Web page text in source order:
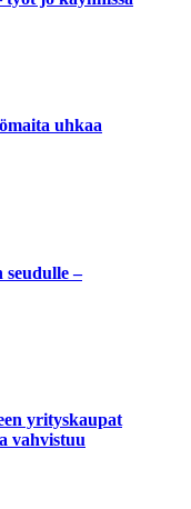
uhkaa
seudulle –
yrityskaupat
vahvistuu